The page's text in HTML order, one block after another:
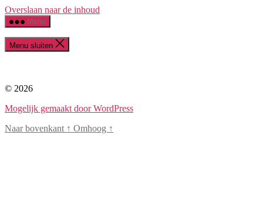
Overslaan naar de inhoud
Menu
Menu sluiten
© 2026
Mogelijk gemaakt door WordPress
Naar bovenkant ↑ Omhoog ↑